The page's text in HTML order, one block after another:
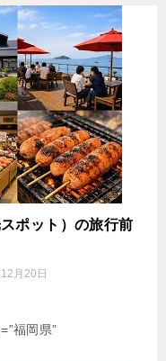
ポット）の旅行前
月20日
福岡県”